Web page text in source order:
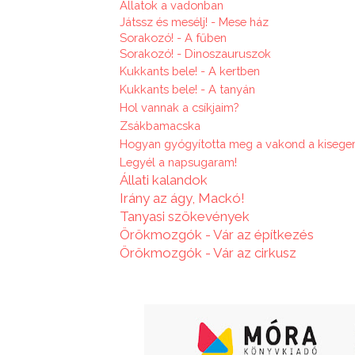
Állatok a vadonban
Játssz és mesélj! - Mese ház
Sorakozó! - A fűben
Sorakozó! - Dinoszauruszok
Kukkants bele! - A kertben
Kukkants bele! - A tanyán
Hol vannak a csíkjaim?
Zsákbamacska
Hogyan gyógyította meg a vakond a
Legyél a napsugaram!
Állati kalandok
Irány az ágy, Mackó!
Tanyasi szökevények
Örökmozgók - Vár az építkezés
Örökmozgók - Vár az cirkusz